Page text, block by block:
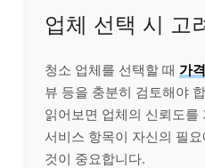
업체 선택 시 고
청소 업체를 선택할 때 가격
뷰 등을 충분히 검토해야
읽어보면 업체의 신뢰도를
서비스 항목이 자신의 필
것이 중요합니다.